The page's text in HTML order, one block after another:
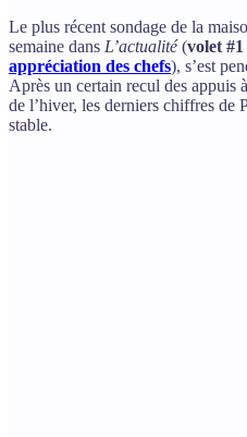
Le plus récent sondage de la
semaine dans L’actualité(volet #1
appréciation des chefs), s’est
Après un certain recul des appuis
de l’hiver, les derniers chiffres de
stable.